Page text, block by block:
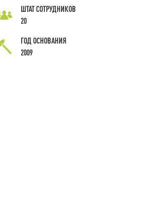
ШТАТ СОТРУДНИКОВ
20
ГОД ОСНОВАНИЯ
2009